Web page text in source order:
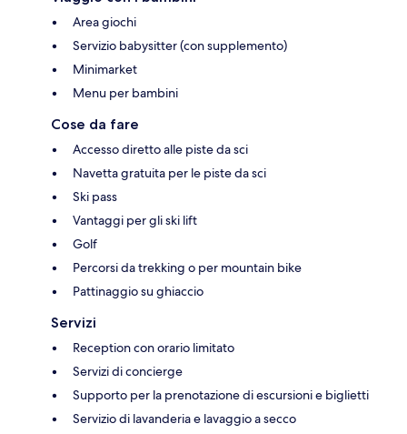
Area giochi
Servizio babysitter (con supplemento)
Minimarket
Menu per bambini
Cose da fare
Accesso diretto alle piste da sci
Navetta gratuita per le piste da sci
Ski pass
Vantaggi per gli ski lift
Golf
Percorsi da trekking o per mountain bike
Pattinaggio su ghiaccio
Servizi
Reception con orario limitato
Servizi di concierge
Supporto per la prenotazione di escursioni e biglietti
Servizio di lavanderia e lavaggio a secco